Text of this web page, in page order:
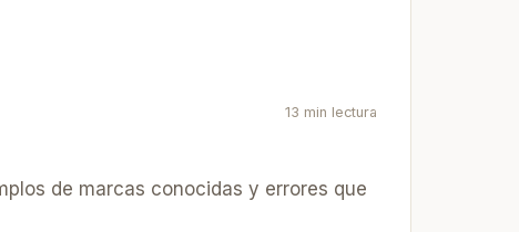
13 min lectura
de marcas conocidas y errores que